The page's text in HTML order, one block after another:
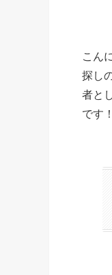
こん
探し
者と
です！